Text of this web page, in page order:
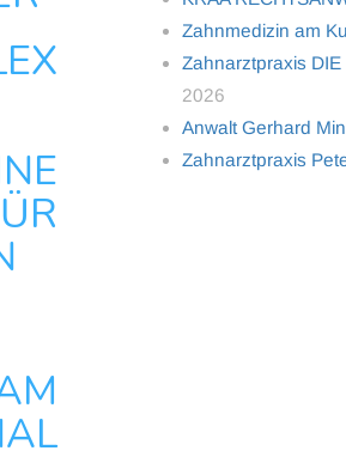
Zahnmedizin am
Zahnarztpraxis DIE
2026
Anwalt Gerhard
Zahnarztpraxis